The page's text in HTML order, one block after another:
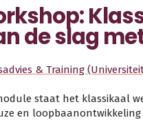
de slag
& Training
staat het klassikaal
en loopbaanontwikkeling